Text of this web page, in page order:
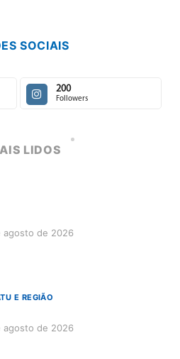
SOCIAIS
200
Followers
LIDOS
agosto de 2026
E REGIÃO
agosto de 2026